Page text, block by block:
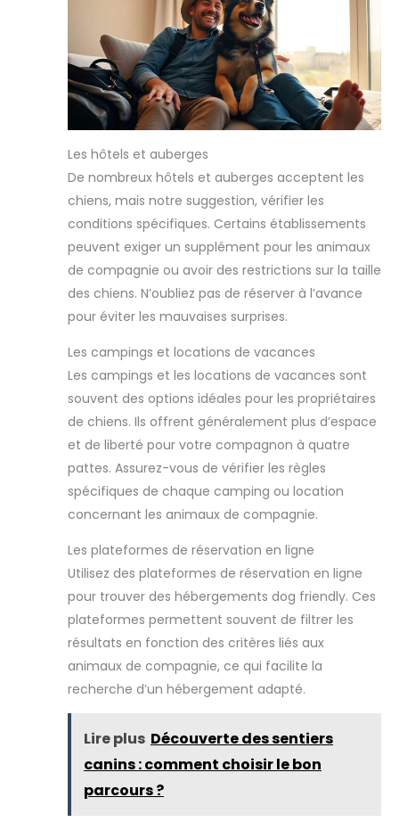
Les hôtels et auberges
De nombreux hôtels et auberges acceptent les
chiens, mais notre suggestion, vérifier les
conditions spécifiques. Certains établissements
peuvent exiger un supplément pour les animaux
de compagnie ou avoir des restrictions sur la taille
des chiens. N’oubliez pas de réserver à l’avance
pour éviter les mauvaises surprises.
Les campings et locations de vacances
Les campings et les locations de vacances sont
souvent des options idéales pour les propriétaires
de chiens. Ils offrent généralement plus d’espace
et de liberté pour votre compagnon à quatre
pattes. Assurez-vous de vérifier les règles
spécifiques de chaque camping ou location
concernant les animaux de compagnie.
Les plateformes de réservation en ligne
Utilisez des plateformes de réservation en ligne
pour trouver des hébergements dog friendly. Ces
plateformes permettent souvent de filtrer les
résultats en fonction des critères liés aux
animaux de compagnie, ce qui facilite la
recherche d’un hébergement adapté.
Lire plus Découverte des sentiers
canins : comment choisir le bon
parcours ?